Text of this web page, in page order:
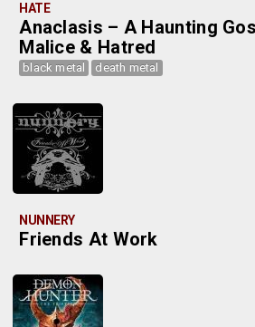
HATE
Anaclasis – A Haunting
Malice & Hatred
black metal death metal
NUNNERY
Friends At Work